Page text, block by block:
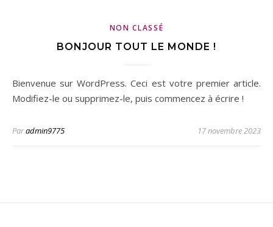
NON CLASSÉ
BONJOUR TOUT LE MONDE !
Bienvenue sur WordPress. Ceci est votre premier article.
Modifiez-le ou supprimez-le, puis commencez à écrire !
Paradmin9775 17 novembre 2023